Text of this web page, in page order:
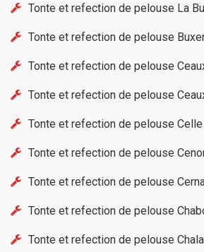
Tonte et refection de pelouse La
Tonte et refection de pelouse
Tonte et refection de pelouse
Tonte et refection de pelouse
Tonte et refection de pelouse
Tonte et refection de pelouse
Tonte et refection de pelouse
Tonte et refection de pelouse
Tonte et refection de pelouse